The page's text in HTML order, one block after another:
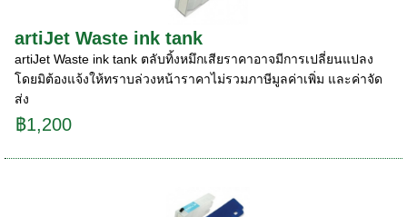
artiJet Waste ink tank
artiJet Waste ink tank ตลับทิ้งหมึกเสียราคาอาจมีการเปลี่ยนแปลง
โดยมิต้องแจ้งให้ทราบล่วงหน้าราคาไม่รวมภาษีมูลค่าเพิ่ม และค่าจัด
ส่ง
฿1,200